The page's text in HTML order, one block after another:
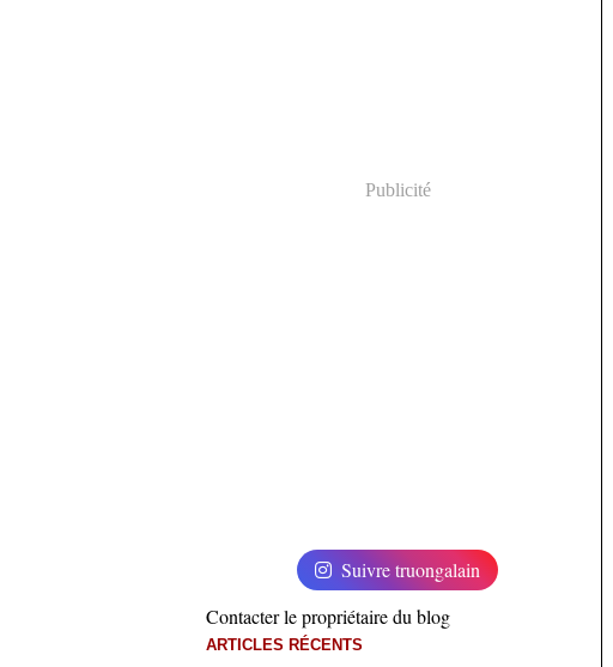
Publicité
Suivre truongalain
Contacter le propriétaire du blog
ARTICLES RÉCENTS